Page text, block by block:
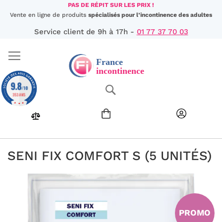
Aller
au
PAS DE RÉPIT SUR LES PRIX !
Vente en ligne de produits spécialisés pour l’incontinence des adultes
Service client de 9h à 17h - 01 77 37 70 03
SENI FIX COMFORT S (5 UNITÉS)
PROMO
9.8/10
353 AVIS